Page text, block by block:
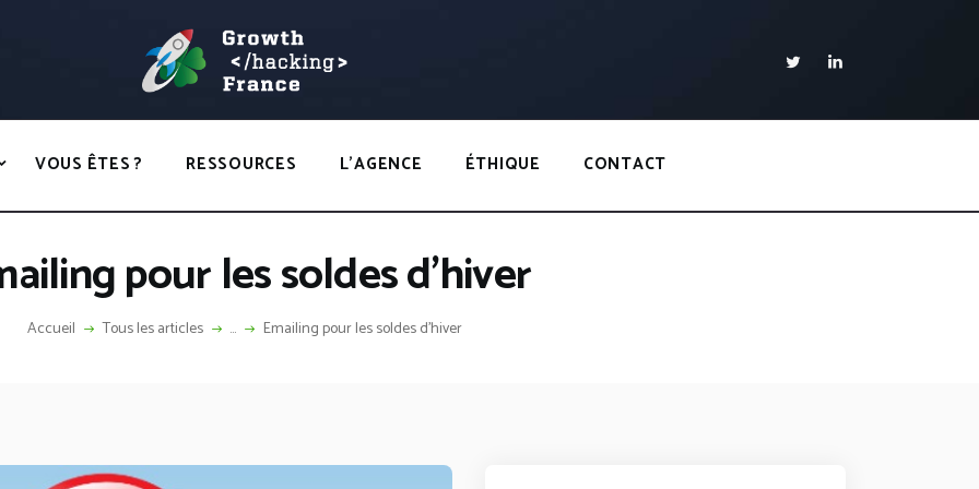
VOUS ÊTES ? RESSOURCES L’AGENCE ÉTHIQUE CONTACT
pour les soldes d’hiver
Accueil Tous les articles ... Emailing pour les soldes d’hiver
GROWTH HACKING FRANCE
ÊTES ?